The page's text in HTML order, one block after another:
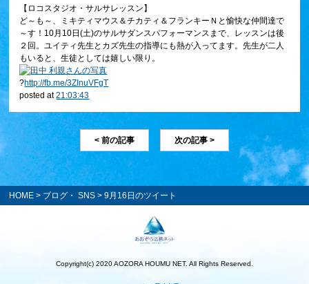
【ロコスタジオ・サルサレッスン】
ど～も～、ミキティマウス＆チカティ＆フランキーＮと愉快な仲間達で
～す！10月10日(土)のサルサダンスパフォーマンスまで、レッスンは後
２回。ユイティ先生とカズ先生の指導にも熱が入ってます。先生が二人
もいると、生徒としては嬉しい限り。
?http://fb.me/3ZInuVFgT
posted at21:03:43
< 前の記事 次の記事 >
HOME > ブログ・ SNS > 9月16日のツイート
Copyright(c) 2020 AOZORA HOUMU NET. All Rights Reserved.